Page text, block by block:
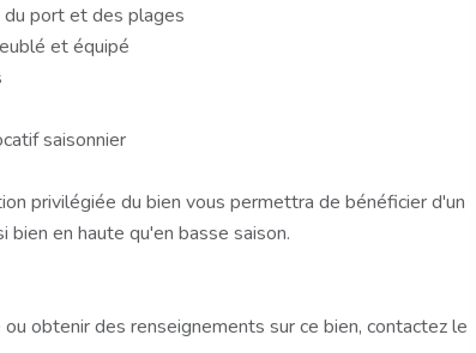
port et des plages
et équipé
saisonnier
privilégiée du bien vous permettra de bénéficier d'un
en haute qu'en basse saison.
obtenir des renseignements sur ce bien, contactez le